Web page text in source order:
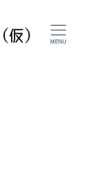
MENU